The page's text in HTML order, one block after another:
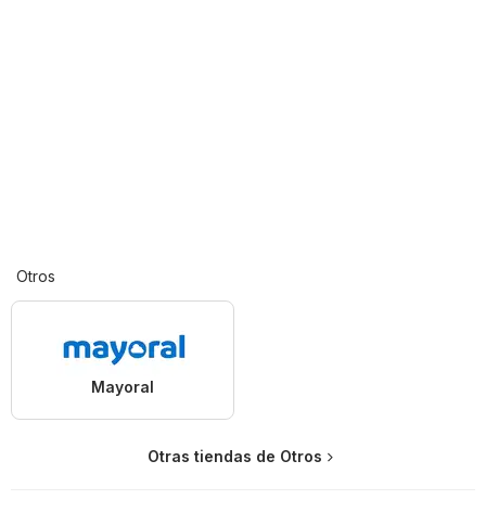
Otros
Mayoral
Otras tiendas de Otros